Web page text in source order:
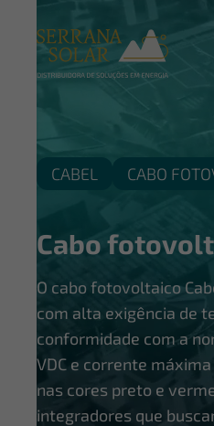
CABEL CABO
Cabo
O cabo fotovoltaico
com alta exigência de
conformidade com a
VDC e corrente
nas cores preto e
integradores que